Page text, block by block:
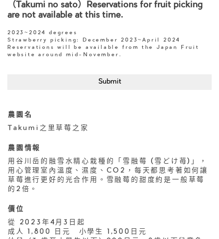
（Takumi no sato）Reservations for fruit picking
are not available at this time.
2023~2024 degrees
Strawberry picking: December 2023~April 2024
Reservations will be available from the Japan Fruit
website around mid-November.
農園名
Takumi之里草莓之家
農園情報
用谷川岳的融雪水精心栽種的「雪融莓 (雪どけ苺)」，
用心管理室內溫度、濕度、CO2，每天都思考著如何讓
草莓進行更好的光合作用。雪融莓的甜度約是一般草莓
的2倍。
價位
從 2023年4月3日起
成人 1,800 日元 小學生 1,500日元